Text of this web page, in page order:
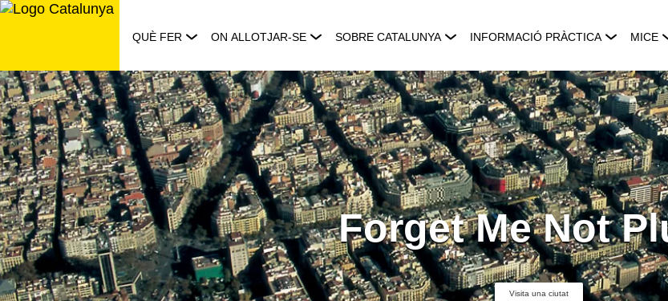
Saltar
QUÈ FER ON ALLOTJAR-SE SOBRE CATALUNYA INFORMACIÓ PRÀCTICA MICE
Forget Me Not
Visita una ciutat